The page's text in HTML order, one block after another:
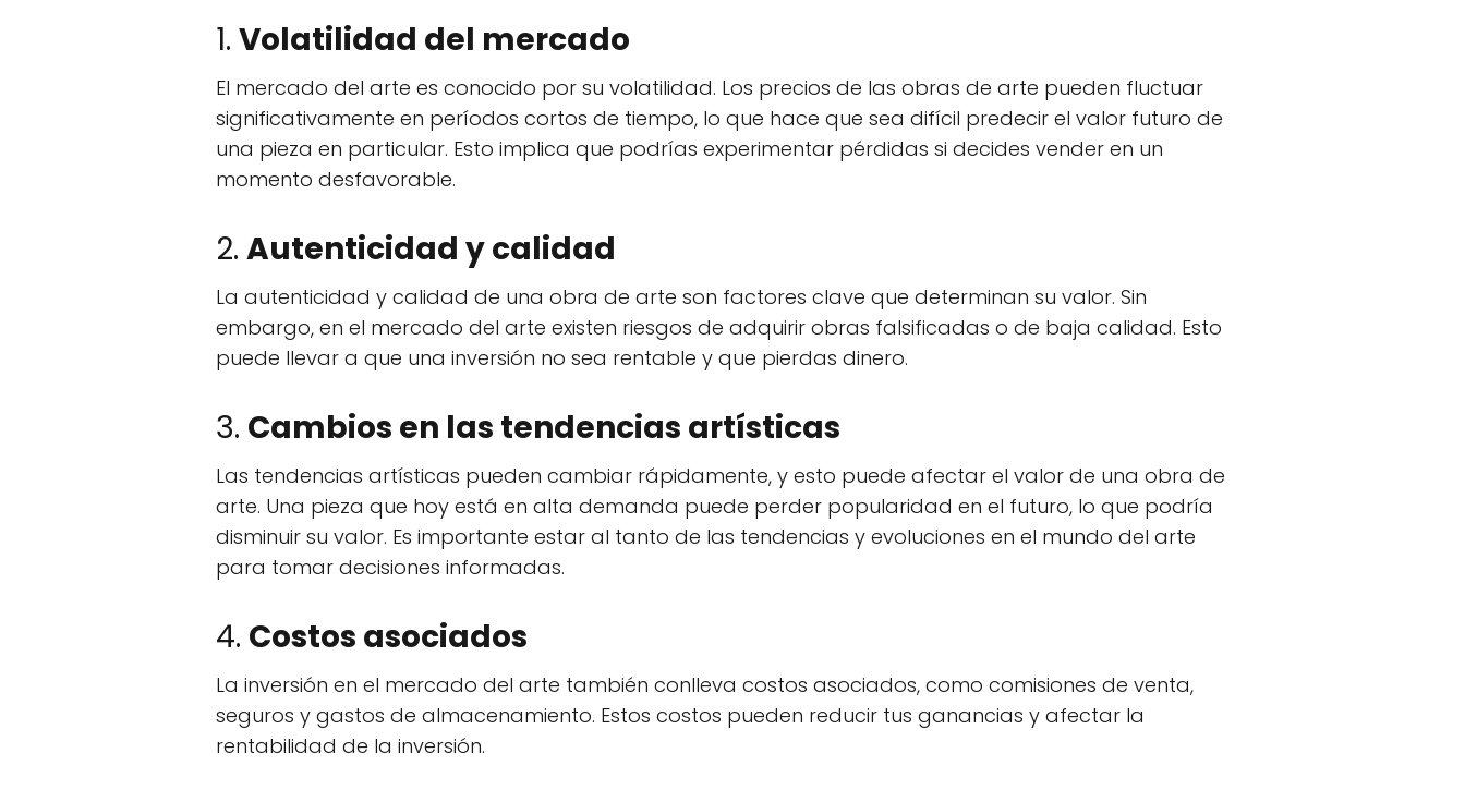
1. Volatilidad del mercado
El mercado del arte es conocido por su volatilidad. Los precios de las obras de arte pueden fluctuar
significativamente en períodos cortos de tiempo, lo que hace que sea difícil predecir el valor futuro de
una pieza en particular. Esto implica que podrías experimentar pérdidas si decides vender en un
momento desfavorable.
2. Autenticidad y calidad
La autenticidad y calidad de una obra de arte son factores clave que determinan su valor. Sin
embargo, en el mercado del arte existen riesgos de adquirir obras falsificadas o de baja calidad. Esto
puede llevar a que una inversión no sea rentable y que pierdas dinero.
3. Cambios en las tendencias artísticas
Las tendencias artísticas pueden cambiar rápidamente, y esto puede afectar el valor de una obra de
arte. Una pieza que hoy está en alta demanda puede perder popularidad en el futuro, lo que podría
disminuir su valor. Es importante estar al tanto de las tendencias y evoluciones en el mundo del arte
para tomar decisiones informadas.
4. Costos asociados
La inversión en el mercado del arte también conlleva costos asociados, como comisiones de venta,
seguros y gastos de almacenamiento. Estos costos pueden reducir tus ganancias y afectar la
rentabilidad de la inversión.